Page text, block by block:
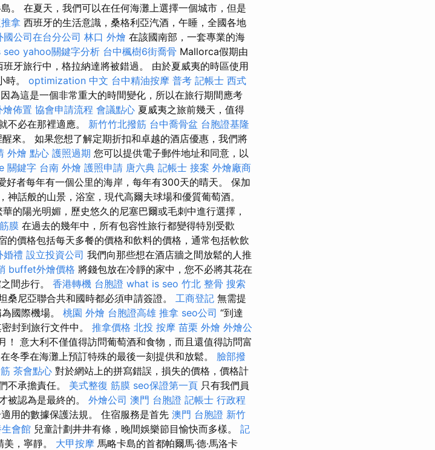
。 在夏天，我們可以在任何海灘上選擇一個城市，但是
拿 西班牙的生活意識，桑格利亞汽酒，午睡，全國各地
國公司在台分公司 林口 外燴 在該國南部，一套專業的海
seo yahoo關鍵字分析 台中楓樹6街喬骨 Mallorca假期由
班牙旅行中，格拉納達將被錯過。 由於夏威夷的時區使用
時。 optimization 中文 台中精油按摩 普考 記帳士 西式
因為這是一個非常重大的時間變化，所以在旅行期間應考
燴佈置 協會申請流程 會議點心 夏威夷之旅前幾天，值得
不必在那裡適應。 新竹竹北撥筋 台中喬骨盆 台胞證基隆
來。 如果您想了解定期折扣和卓越的酒店優惠，我們將
外燴 點心 護照過期 您可以提供電子郵件地址和同意，以
關鍵字 台南 外燴 護照申請 唐六典 記帳士 接案 外燴廠商
好者每年有一個公里的海岸，每年有300天的晴天。 保加
話般的山景，浴室，現代高爾夫球場和優質葡萄酒。
的陽光明媚，歷史悠久的尼塞巴爾或毛刺中進行選擇，
筋膜 在過去的幾年中，所有包容性旅行都變得特別受歡
的價格包括每天多餐的價格和飲料的價格，通常包括軟飲
婚禮 設立投資公司 我們向那些想在酒店牆之間放鬆的人推
buffet外燴價格 將錢包放在冷靜的家中，您不必將其花在
間步行。 香港轉機 台胞證 what is seo 竹北 整骨 搜索
桑尼亞聯合共和國時都必須申請簽證。 工商登記 無需提
國際機場。 桃園 外燴 台胞證高雄 推拿 seo公司 “到達
封到旅行文件中。 推拿價格 北投 按摩 苗栗 外燴 外燴公
意大利不僅值得訪問葡萄酒和食物，而且還值得訪問富
在冬季在海灘上預訂特殊的最後一刻提供和放鬆。 臉部撥
茶會點心 對於網站上的拼寫錯誤，損失的價格，價格計
不承擔責任。 美式整復 筋膜 seo保證第一頁 只有我們員
被認為是最終的。 外燴公司 澳門 台胞證 記帳士 行政程
用的數據保護法規。 住宿服務是首先 澳門 台胞證 新竹
會館 兒童計劃井井有條，晚間娛樂節目愉快而多樣。 記
，寧靜。 大甲按摩 馬略卡島的首都帕爾馬·德·馬洛卡